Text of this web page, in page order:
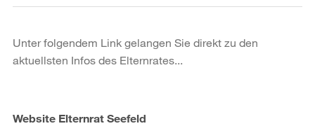
Unter folgendem Link gelangen Sie direkt zu den
aktuellsten Infos des Elternrates...
Website Elternrat Seefeld